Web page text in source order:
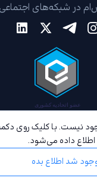
نیست. با کلیک روی
داده می‌شود.
شد اطلاع بده
در شبکه‌های